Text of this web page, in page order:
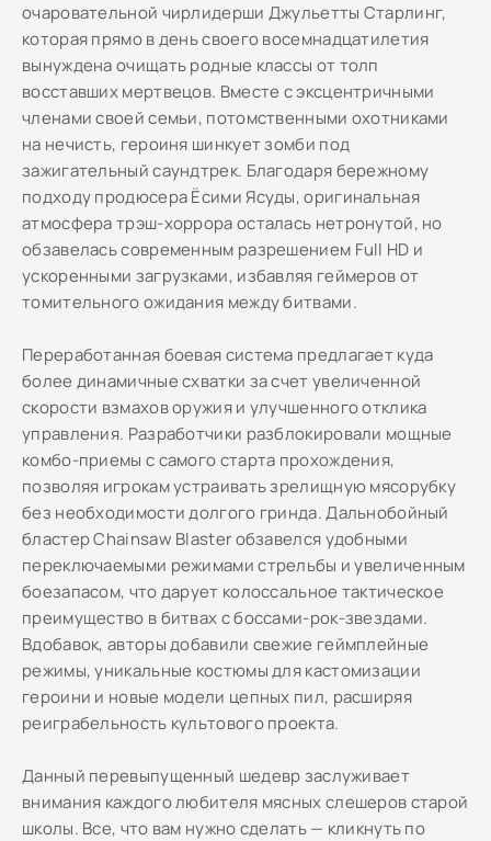
очаровательной чирлидерши Джульетты Старлинг,
которая прямо в день своего восемнадцатилетия
вынуждена очищать родные классы от толп
восставших мертвецов. Вместе с эксцентричными
членами своей семьи, потомственными охотниками
на нечисть, героиня шинкует зомби под
зажигательный саундтрек. Благодаря бережному
подходу продюсера Ёсими Ясуды, оригинальная
атмосфера трэш-хоррора осталась нетронутой, но
обзавелась современным разрешением Full HD и
ускоренными загрузками, избавляя геймеров от
томительного ожидания между битвами.
Переработанная боевая система предлагает куда
более динамичные схватки за счет увеличенной
скорости взмахов оружия и улучшенного отклика
управления. Разработчики разблокировали мощные
комбо-приемы с самого старта прохождения,
позволяя игрокам устраивать зрелищную мясорубку
без необходимости долгого гринда. Дальнобойный
бластер Chainsaw Blaster обзавелся удобными
переключаемыми режимами стрельбы и увеличенным
боезапасом, что дарует колоссальное тактическое
преимущество в битвах с боссами-рок-звездами.
Вдобавок, авторы добавили свежие геймплейные
режимы, уникальные костюмы для кастомизации
героини и новые модели цепных пил, расширяя
реиграбельность культового проекта.
Данный перевыпущенный шедевр заслуживает
внимания каждого любителя мясных слешеров старой
школы. Все, что вам нужно сделать — кликнуть по